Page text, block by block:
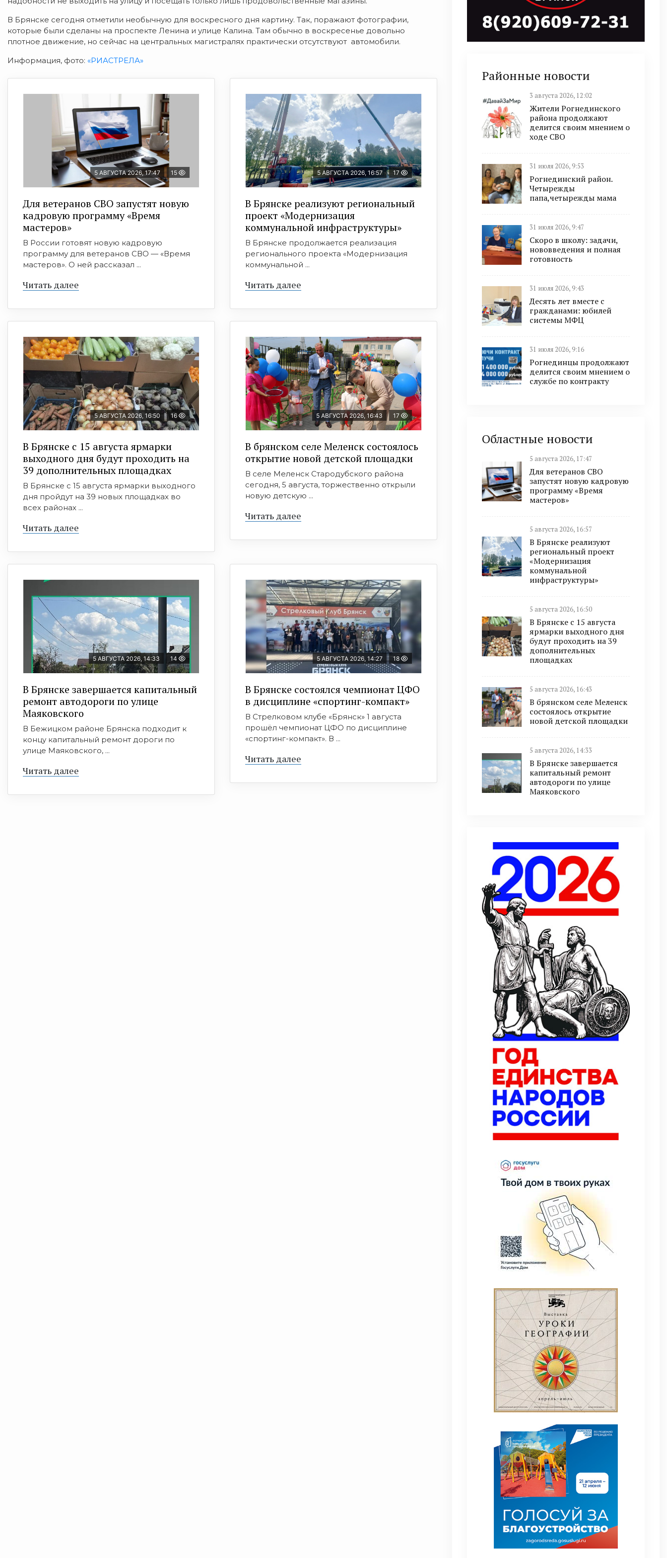
В Брянске сегодня отметили необычную для воскресного дня картину. Так, поражают фотографии,
которые были сделаны на проспекте Ленина и улице Калина. Там обычно в воскресенье довольно
плотное движение, но сейчас на центральных магистралях практически отсутствуют автомобили.
Информация, фото: «РИАСТРЕЛА»
5 АВГУСТА 2026, 17:47 15
Для ветеранов СВО запустят новую
кадровую программу «Время
мастеров»
В России готовят новую кадровую
программу для ветеранов СВО — «Время
мастеров». О ней рассказал ...
Читать далее
5 АВГУСТА 2026, 16:57 17
В Брянске реализуют региональный
проект «Модернизация
коммунальной инфраструктуры»
В Брянске продолжается реализация
регионального проекта «Модернизация
коммунальной ...
Читать далее
5 АВГУСТА 2026, 16:50 16
В Брянске с 15 августа ярмарки
выходного дня будут проходить на
39 дополнительных площадках
В Брянске с 15 августа ярмарки выходного
дня пройдут на 39 новых площадках во
всех районах ...
Читать далее
5 АВГУСТА 2026, 16:43 17
В брянском селе Меленск состоялось
открытие новой детской площадки
В селе Меленск Стародубского района
сегодня, 5 августа, торжественно открыли
новую детскую ...
Читать далее
5 АВГУСТА 2026, 14:33 14
В Брянске завершается капитальный
ремонт автодороги по улице
Маяковского
В Бежицком районе Брянска подходит к
концу капитальный ремонт дороги по
улице Маяковского, ...
Читать далее
5 АВГУСТА 2026, 14:27 18
В Брянске состоялся чемпионат ЦФО
в дисциплине «спортинг-компакт»
В Стрелковом клубе «Брянск» 1 августа
прошёл чемпионат ЦФО по дисциплине
«спортинг-компакт». В ...
Читать далее
Районные новости
3 августа 2026, 12:02
Жители Рогнединского
района продолжают
делится своим мнением о
ходе СВО
31 июля 2026, 9:53
Рогнединский район.
Четырежды
папа,четырежды мама
31 июля 2026, 9:47
Скоро в школу: задачи,
нововведения и полная
готовность
31 июля 2026, 9:43
Десять лет вместе с
гражданами: юбилей
системы МФЦ
31 июля 2026, 9:16
Рогнединцы продолжают
делится своим мнением о
службе по контракту
Областные новости
5 августа 2026, 17:47
Для ветеранов СВО
запустят новую кадровую
программу «Время
мастеров»
5 августа 2026, 16:57
В Брянске реализуют
региональный проект
«Модернизация
коммунальной
инфраструктуры»
5 августа 2026, 16:50
В Брянске с 15 августа
ярмарки выходного дня
будут проходить на 39
дополнительных
площадках
5 августа 2026, 16:43
В брянском селе Меленск
состоялось открытие
новой детской площадки
5 августа 2026, 14:33
В Брянске завершается
капитальный ремонт
автодороги по улице
Маяковского